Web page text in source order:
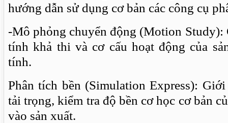
hướng dẫn sử dụng cơ bản các công cụ
-Mô phỏng chuyển động (Motion Study):
tính khả thi và cơ cấu hoạt động của
tính.
Phân tích bền (Simulation Express):
tải trọng, kiểm tra độ bền cơ học cơ bản
vào sản xuất.